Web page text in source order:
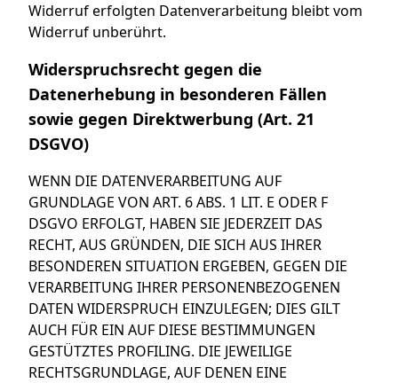
Widerruf erfolgten Datenverarbeitung bleibt vom
Widerruf unberührt.
Widerspruchsrecht gegen die
Datenerhebung in besonderen Fällen
sowie gegen Direktwerbung (Art. 21
DSGVO)
WENN DIE DATENVERARBEITUNG AUF
GRUNDLAGE VON ART. 6 ABS. 1 LIT. E ODER F
DSGVO ERFOLGT, HABEN SIE JEDERZEIT DAS
RECHT, AUS GRÜNDEN, DIE SICH AUS IHRER
BESONDEREN SITUATION ERGEBEN, GEGEN DIE
VERARBEITUNG IHRER PERSONENBEZOGENEN
DATEN WIDERSPRUCH EINZULEGEN; DIES GILT
AUCH FÜR EIN AUF DIESE BESTIMMUNGEN
GESTÜTZTES PROFILING. DIE JEWEILIGE
RECHTSGRUNDLAGE, AUF DENEN EINE